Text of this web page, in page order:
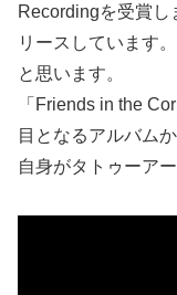
Recordingを受賞し
リースしています
と思います。
「Friends in the
目となるアルバム
自身がタトゥーア